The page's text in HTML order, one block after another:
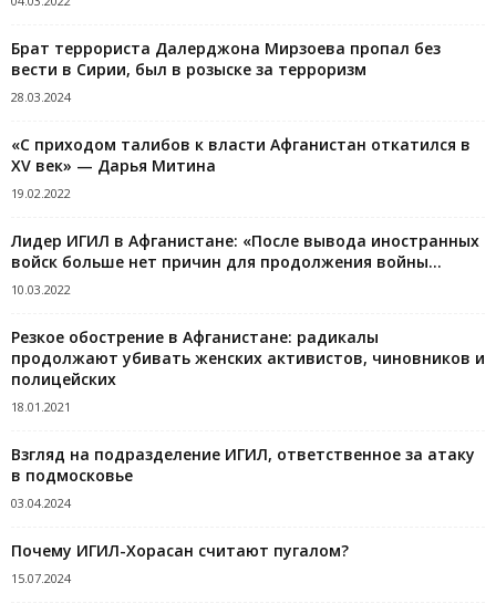
Брат террориста Далерджона Мирзоева пропал без
вести в Сирии, был в розыске за терроризм
28.03.2024
«С приходом талибов к власти Афганистан откатился в
XV век» — Дарья Митина
19.02.2022
Лидер ИГИЛ в Афганистане: «После вывода иностранных
войск больше нет причин для продолжения войны...
10.03.2022
Резкое обострение в Афганистане: радикалы
продолжают убивать женских активистов, чиновников и
полицейских
18.01.2021
Взгляд на подразделение ИГИЛ, ответственное за атаку
в подмосковье
03.04.2024
Почему ИГИЛ-Хорасан считают пугалом?
15.07.2024